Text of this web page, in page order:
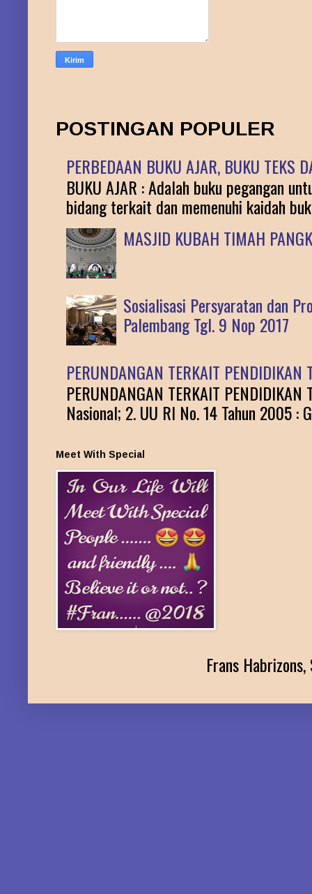
POSTINGAN POPULER
PERBEDAAN BUKU AJAR, BUKU TEKS
BUKU AJAR : Adalah buku pegangan
bidang terkait dan memenuhi kaidah
MASJID KUBAH TIMAH
Sosialisasi Persyaratan dan
Palembang Tgl. 9 Nop 2017
PERUNDANGAN TERKAIT PENDIDIKAN
PERUNDANGAN TERKAIT
Nasional; 2. UU RI No. 14 Tahun 2005 :
Meet With Special
Frans